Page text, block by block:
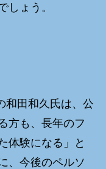
しょう。
和田和久氏は、公
方も、長年のフ
体験になる」と
、今後のペルソ